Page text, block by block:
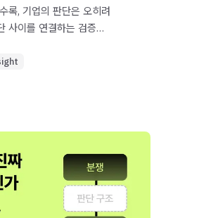
록, 기업의 판단은 오히려
사이를 연결하는 검증
금 확인하세요.